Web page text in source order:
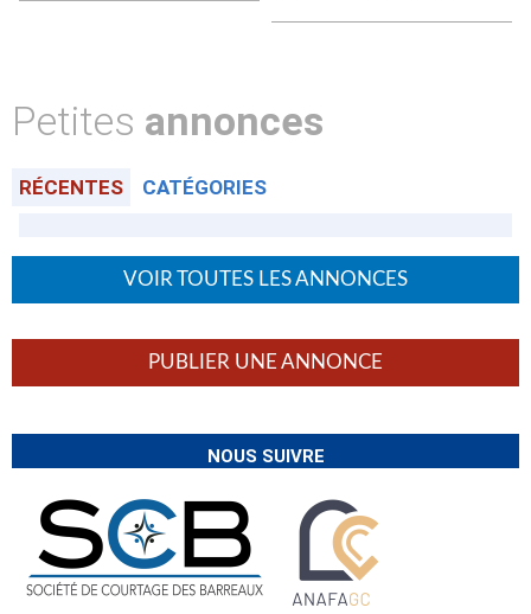
Petites annonces
RÉCENTES CATÉGORIES
VOIR TOUTES LES ANNONCES
PUBLIER UNE ANNONCE
NOUS SUIVRE